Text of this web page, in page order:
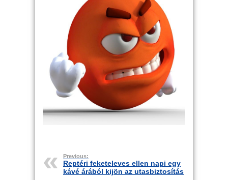
Previous:
Reptéri feketeleves ellen napi egy
kávé árából kijön az utasbiztosítás